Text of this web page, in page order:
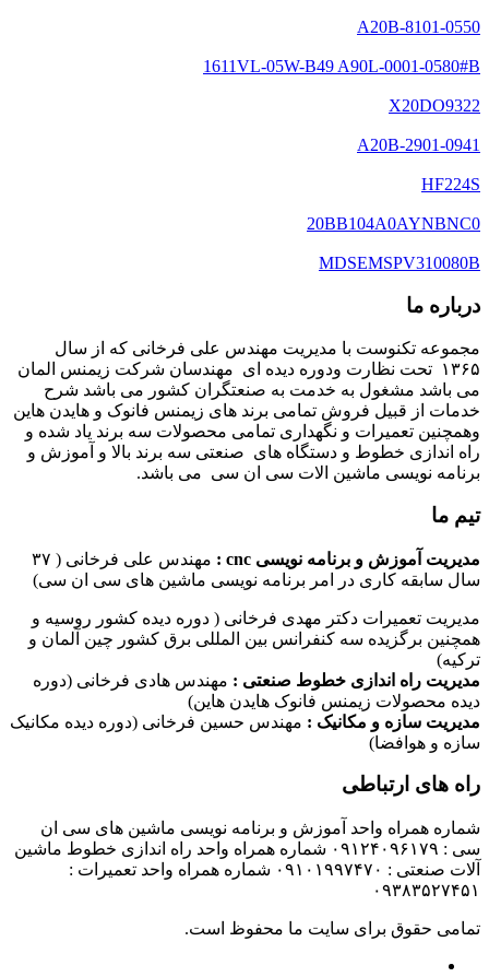
A20B-8101-0550
1611VL-05W-B49 A90L-0001-0580#B
X20DO9322
A20B-2901-0941
HF224S
20BB104A0AYNBNC0
MDSEMSPV310080B
درباره ما
مجموعه تکنوست با مدیریت مهندس علی فرخانی که از سال
۱۳۶۵ تحت نظارت ودوره دیده ای مهندسان شرکت زیمنس المان
می باشد مشغول به خدمت به صنعتگران کشور می باشد شرح
خدمات از قبیل فروش تمامی برند های زیمنس فانوک و هایدن هاین
وهمچنین تعمیرات و نگهداری تمامی محصولات سه برند یاد شده و
راه اندازی خطوط و دستگاه های صنعتی سه برند بالا و آموزش و
برنامه نویسی ماشین الات سی ان سی می باشد.
تیم ما
مدیریت آموزش و برنامه نویسی cnc :
مهندس علی فرخانی ( ۳۷
سال سابقه کاری در امر برنامه نویسی ماشین های سی ان سی)
مدیریت تعمیرات دکتر مهدی فرخانی ( دوره دیده کشور روسیه و
همچنین برگزیده سه کنفرانس بین المللی برق کشور چین آلمان و
ترکیه)
مدیریت راه اندازی خطوط صنعتی : مهندس هادی فرخانی (دوره
دیده محصولات زیمنس فانوک هایدن هاین)
مدیریت سازه و مکانیک : مهندس حسین فرخانی (دوره دیده مکانیک
سازه و هوافضا)
راه های ارتباطی
شماره همراه واحد آموزش و برنامه نویسی ماشین های سی ان
سی : ۰۹۱۲۴۰۹۶۱۷۹ شماره همراه واحد راه اندازی خطوط ماشین
آلات صنعتی : ۰۹۱۰۱۹۹۷۴۷۰ شماره همراه واحد تعمیرات :
۰۹۳۸۳۵۲۷۴۵۱
تمامی حقوق برای سایت ما محفوظ است.